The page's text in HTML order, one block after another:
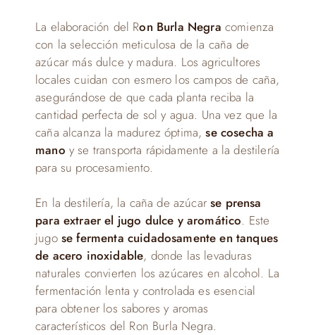
La elaboración del Ron Burla Negra comienza
con la selección meticulosa de la caña de
azúcar más dulce y madura. Los agricultores
locales cuidan con esmero los campos de caña,
asegurándose de que cada planta reciba la
cantidad perfecta de sol y agua. Una vez que la
caña alcanza la madurez óptima,se cosecha a
mano y se transporta rápidamente a la destilería
para su procesamiento.
En la destilería, la caña de azúcarse prensa
para extraer el jugo dulce y aromático. Este
jugo se fermenta cuidadosamente en tanques
de acero inoxidable, donde las levaduras
naturales convierten los azúcares en alcohol. La
fermentación lenta y controlada es esencial
para obtener los sabores y aromas
característicos del Ron Burla Negra.